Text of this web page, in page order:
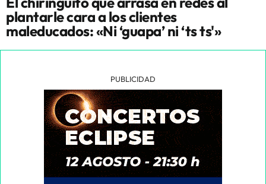
plantarle cara a los clientes
maleducados: «Ni ‘guapa’ ni ‘ts ts'»
PUBLICIDAD